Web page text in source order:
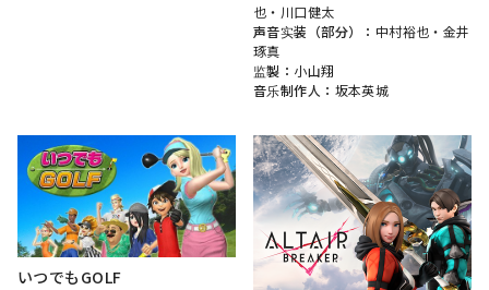
也 ・ 川口健太
声音实装（部分）： 中村裕也 ・ 金井
琢真
监製： 小山翔
音乐制作人： 坂本英城
いつでもGOLF